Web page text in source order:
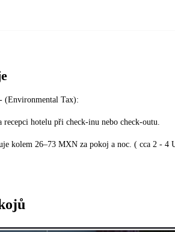
(Environmental Tax):
recepci hotelu při check-inu nebo check-outu.
kolem 26–73 MXN za pokoj a noc. ( cca 2 - 4